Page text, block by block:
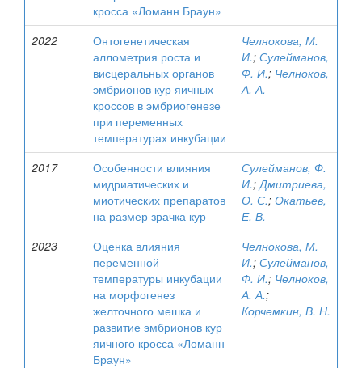
кросса «Ломанн Браун»
2022
Онтогенетическая
аллометрия роста и
висцеральных органов
эмбрионов кур яичных
кроссов в эмбриогенезе
при переменных
температурах инкубации
Челнокова, М.
И.; Сулейманов,
Ф. И.; Челноков,
А. А.
2017
Особенности влияния
мидриатических и
миотических препаратов
на размер зрачка кур
Сулейманов, Ф.
И.;Дмитриева,
О. С.; Окатьев,
Е. В.
2023
Оценка влияния
переменной
температуры инкубации
на морфогенез
желточного мешка и
развитие эмбрионов кур
яичного кросса «Ломанн
Браун»
Челнокова, М.
И.; Сулейманов,
Ф. И.; Челноков,
А. А.;
Корчемкин, В. Н.